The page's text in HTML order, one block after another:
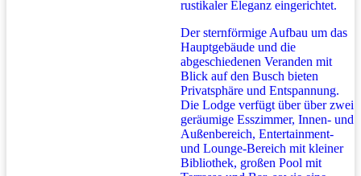
rustikaler Eleganz eingerichtet.
Der sternförmige Aufbau um das
Hauptgebäude und die
abgeschiedenen Veranden mit
Blick auf den Busch bieten
Privatsphäre und Entspannung.
Die Lodge verfügt über über zwei
geräumige Esszimmer, Innen- und
Außenbereich, Entertainment-
und Lounge-Bereich mit kleiner
Bibliothek, großen Pool mit